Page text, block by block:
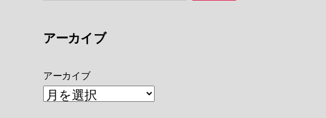
アーカイブ
アーカイブ